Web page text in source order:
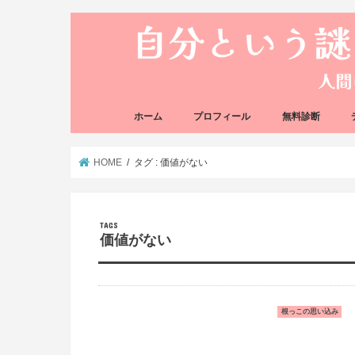
ホーム プロフィール 無料診断
HOME タグ : 価値がない
価値がない
根っこの思い込み